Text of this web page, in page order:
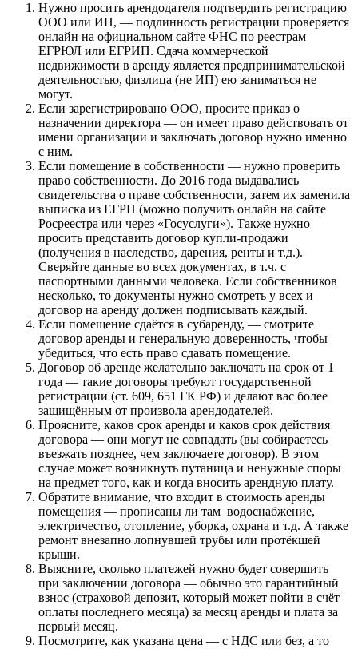
Нужно просить арендодателя подтвердить регистрацию
ООО или ИП, — подлинность регистрации проверяется
онлайн на официальном сайте ФНС по реестрам
ЕГРЮЛ или ЕГРИП. Сдача коммерческой
недвижимости в аренду является предпринимательской
деятельностью, физлица (не ИП) ею заниматься не
могут.
Если зарегистрировано ООО, просите приказ о
назначении директора — он имеет право действовать от
имени организации и заключать договор нужно именно
с ним.
Если помещение в собственности — нужно проверить
право собственности. До 2016 года выдавались
свидетельства о праве собственности, затем их заменила
выписка из ЕГРН (можно получить онлайн на сайте
Росреестра или через «Госуслуги»). Также нужно
просить представить договор купли-продажи
(получения в наследство, дарения, ренты и т.д.).
Сверяйте данные во всех документах, в т.ч. с
паспортными данными человека. Если собственников
несколько, то документы нужно смотреть у всех и
договор на аренду должен подписывать каждый.
Если помещение сдаётся в субаренду, — смотрите
договор аренды и генеральную доверенность, чтобы
убедиться, что есть право сдавать помещение.
Договор об аренде желательно заключать на срок от 1
года — такие договоры требуют государственной
регистрации (ст. 609, 651 ГК РФ) и делают вас более
защищённым от произвола арендодателей.
Проясните, каков срок аренды и каков срок действия
договора — они могут не совпадать (вы собираетесь
въезжать позднее, чем заключаете договор). В этом
случае может возникнуть путаница и ненужные споры
на предмет того, как и когда вносить арендную плату.
Обратите внимание, что входит в стоимость аренды
помещения — прописаны ли там водоснабжение,
электричество, отопление, уборка, охрана и т.д. А также
ремонт внезапно лопнувшей трубы или протёкшей
крыши.
Выясните, сколько платежей нужно будет совершить
при заключении договора — обычно это гарантийный
взнос (страховой депозит, который может пойти в счёт
оплаты последнего месяца) за месяц аренды и плата за
первый месяц.
Посмотрите, как указана цена — с НДС или без, а то